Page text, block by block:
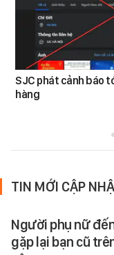
SJC phát cảnh báo
hàng
TIN MỚI CẬP
Người phụ nữ
gặp lại bạn cũ